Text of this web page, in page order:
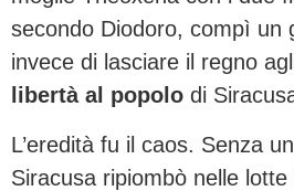
secondo Diodoro, compì un
invece di lasciare il regno
libertà al popolo di
L’eredità fu il caos. Senza
Siracusa ripiombò nelle lotte